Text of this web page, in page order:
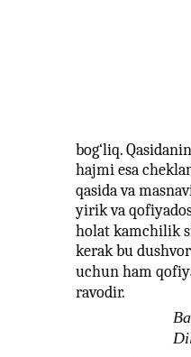
bog‘liq.
hajmi esa
qasida va
yirik va
holat kamchilik
kerak bu
uchun ham
ravodir.